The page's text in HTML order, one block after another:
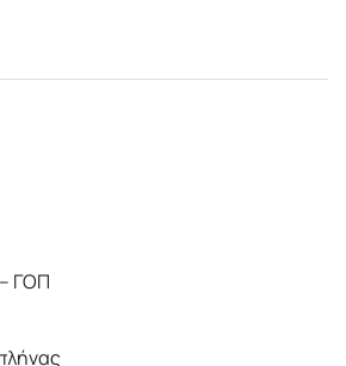
ΓΟΠ